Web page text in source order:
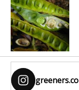
greeners.co